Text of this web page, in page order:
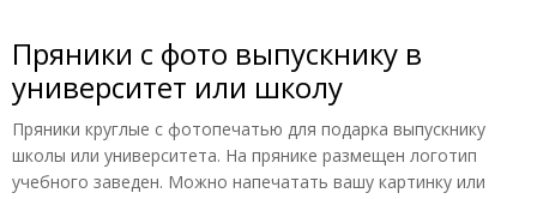
Пряники с фото выпускнику в
университет или школу
Пряники круглые с фотопечатью для подарка выпускнику
школы или университета. На прянике размещен логотип
учебного заведен. Можно напечатать вашу картинку или